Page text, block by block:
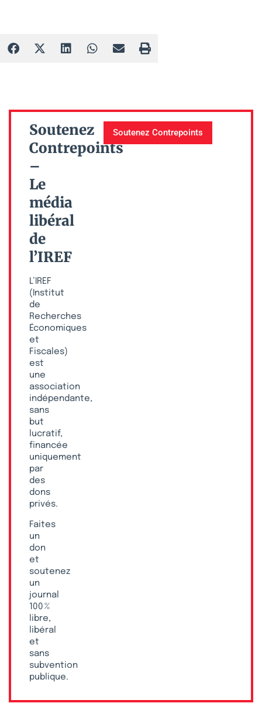
Soutenez
Contrepoints
–
Le
média
libéral
de
l’IREF
L’IREF
(Institut
de
Recherches
Économiques
et
Fiscales)
est
une
association
indépendante,
sans
but
lucratif,
financée
uniquement
par
des
dons
privés.
Faites
un
don
et
soutenez
un
journal
100 %
libre,
libéral
et
sans
subvention
publique.
Soutenez Contrepoints